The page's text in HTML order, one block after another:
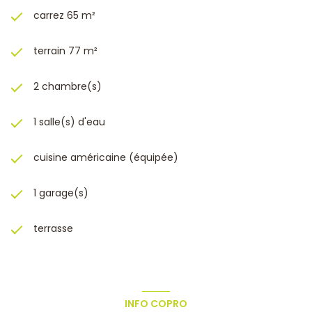
carrez 65 m²
terrain 77 m²
2 chambre(s)
1 salle(s) d'eau
cuisine américaine (équipée)
1 garage(s)
terrasse
INFO COPRO